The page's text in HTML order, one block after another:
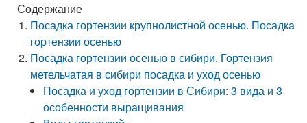
Содержание
Посадка гортензии крупнолистной осенью. Посадка
гортензии осенью
Посадка гортензии осенью в сибири. Гортензия
метельчатая в сибири посадка и уход осенью
Посадка и уход гортензии в Сибири: 3 вида и 3
особенности выращивания